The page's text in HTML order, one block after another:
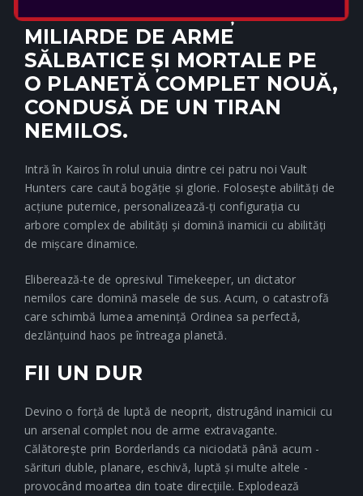
HUNTERS NEBUNI ȘI
MILIARDE DE ARME
SĂLBATICE ȘI MORTALE PE
O PLANETĂ COMPLET NOUĂ,
CONDUSĂ DE UN TIRAN
NEMILOS.
Intră în Kairos în rolul unuia dintre cei patru noi Vault
Hunters care caută bogăție și glorie. Folosește abilități de
acțiune puternice, personalizează-ți configurația cu
arbore complex de abilități și domină inamicii cu abilități
de mișcare dinamice.
Eliberează-te de opresivul Timekeeper, un dictator
nemilos care domină masele de sus. Acum, o catastrofă
care schimbă lumea amenință Ordinea sa perfectă,
dezlănțuind haos pe întreaga planetă.
FII UN DUR
Devino o forță de luptă de neoprit, distrugând inamicii cu
un arsenal complet nou de arme extravagante.
Călătorește prin Borderlands ca niciodată până acum -
sărituri duble, planare, eschivă, luptă și multe altele -
provocând moartea din toate direcțiile. Explodează